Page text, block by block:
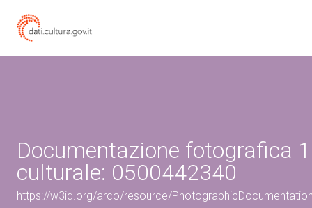
Documentazione fotografica
culturale: 0500442340
https://w3id.org/arco/resource/